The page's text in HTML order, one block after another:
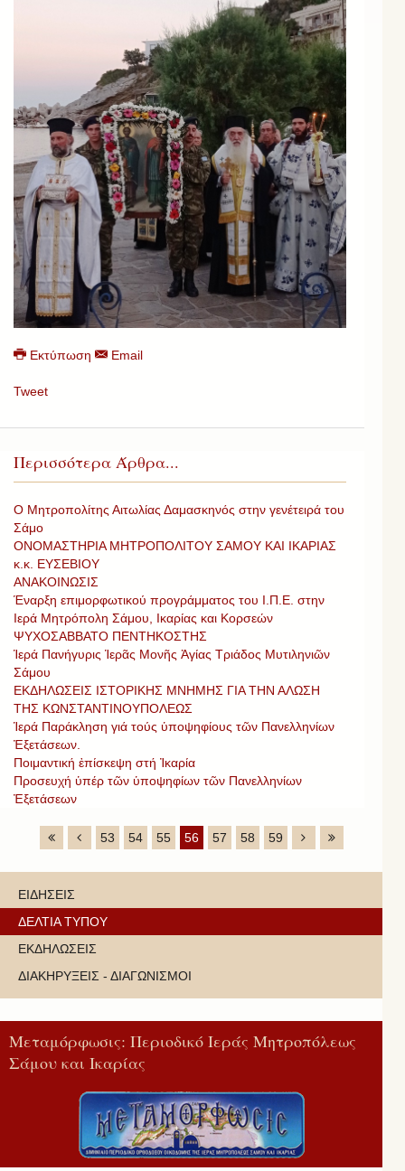
Εκτύπωση Email
Tweet
Περισσότερα Άρθρα...
Ο Μητροπολίτης Αιτωλίας Δαμασκηνός στην γενέτειρά του
Σάμο
ΟΝΟΜΑΣΤΗΡΙΑ ΜΗΤΡΟΠΟΛΙΤΟΥ ΣΑΜΟΥ ΚΑΙ ΙΚΑΡΙΑΣ
κ.κ. ΕΥΣΕΒΙΟΥ
ΑΝΑΚΟΙΝΩΣΙΣ
Έναρξη επιμορφωτικού προγράμματος του Ι.Π.Ε. στην
Ιερά Μητρόπολη Σάμου, Ικαρίας και Κορσεών
ΨΥΧΟΣΑΒΒΑΤΟ ΠΕΝΤΗΚΟΣΤΗΣ
Ἱερά Πανήγυρις Ἱερᾶς Μονῆς Ἁγίας Τριάδος Μυτιληνιῶν
Σάμου
ΕΚΔΗΛΩΣΕΙΣ ΙΣΤΟΡΙΚΗΣ ΜΝΗΜΗΣ ΓΙΑ ΤΗΝ ΑΛΩΣΗ
ΤΗΣ ΚΩΝΣΤΑΝΤΙΝΟΥΠΟΛΕΩΣ
Ἱερά Παράκληση γιά τούς ὑποψηφίους τῶν Πανελληνίων
Ἐξετάσεων.
Ποιμαντική ἐπίσκεψη στή Ἰκαρία
Προσευχή ὑπέρ τῶν ὑποψηφίων τῶν Πανελληνίων
Ἐξετάσεων
53 54 55 56 57 58 59
ΕΙΔΗΣΕΙΣ
ΔΕΛΤΙΑ ΤΥΠΟΥ
ΕΚΔΗΛΩΣΕΙΣ
ΔΙΑΚΗΡΥΞΕΙΣ - ΔΙΑΓΩΝΙΣΜΟΙ
Μεταμόρφωσις: Περιοδικό Ιεράς Μητροπόλεως
Σάμου και Ικαρίας